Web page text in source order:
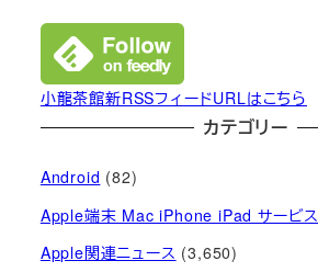
小龍茶館新RSSフィードURLはこちら
カテゴリー
Android (82)
Apple端末 Mac iPhone iPad サービス
Apple関連ニュース (3,650)